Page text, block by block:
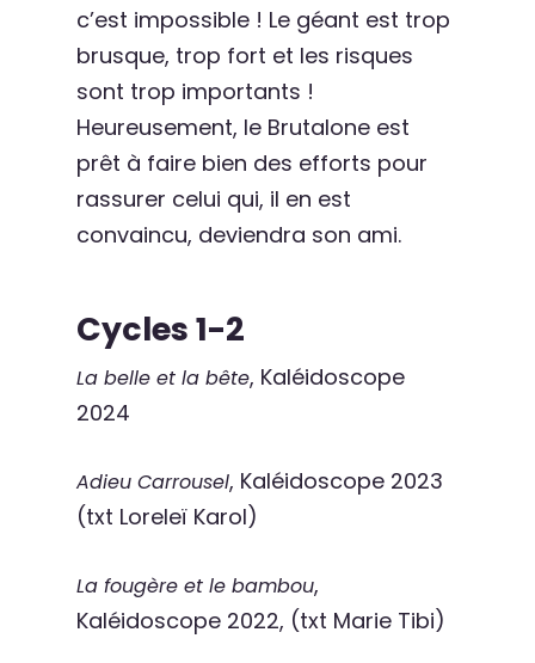
c’est impossible ! Le géant est trop
brusque, trop fort et les risques
sont trop importants !
Heureusement, le Brutalone est
prêt à faire bien des efforts pour
rassurer celui qui, il en est
convaincu, deviendra son ami.
Cycles 1-2
La belle et la bête, Kaléidoscope
2024
Adieu Carrousel, Kaléidoscope 2023
(txt Loreleï Karol)
La fougère et le bambou,
Kaléidoscope 2022, (txt Marie Tibi)